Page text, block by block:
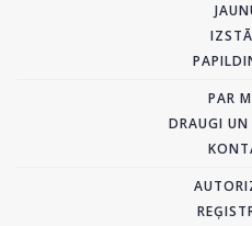
PAR
DRAUGI UN